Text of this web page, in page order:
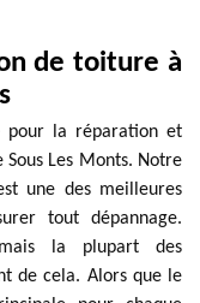
de toiture à
pour la réparation et
Les Monts. Notre
une des meilleures
tout dépannage.
la plupart des
de cela. Alors que le